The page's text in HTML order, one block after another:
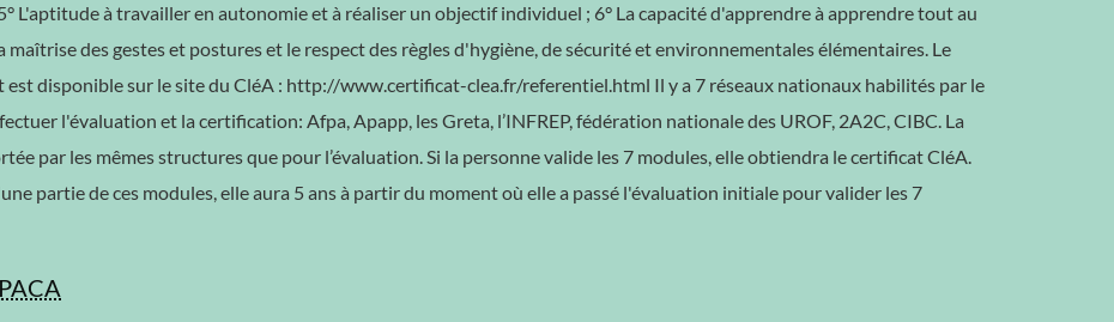
L'aptitude à travailler en autonomie et à réaliser un objectif individuel ; 6° La capacité d'apprendre à apprendre tout au
maîtrise des gestes et postures et le respect des règles d'hygiène, de sécurité et environnementales élémentaires. Le
est disponible sur le site du CléA : http://www.certificat-clea.fr/referentiel.html Il y a 7 réseaux nationaux habilités par le
l'évaluation et la certification: Afpa, Apapp, les Greta, l’INFREP, fédération nationale des UROF, 2A2C, CIBC. La
par les mêmes structures que pour l’évaluation. Si la personne valide les 7 modules, elle obtiendra le certificat CléA.
partie de ces modules, elle aura 5 ans à partir du moment où elle a passé l'évaluation initiale pour valider les 7
PACA